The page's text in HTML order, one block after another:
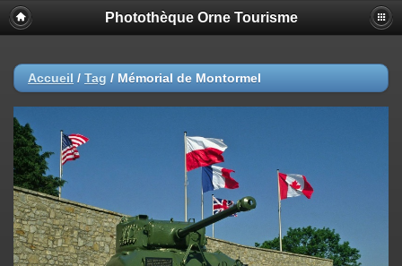
Photothèque Orne Tourisme
Accueil / Tag / Mémorial de Montormel